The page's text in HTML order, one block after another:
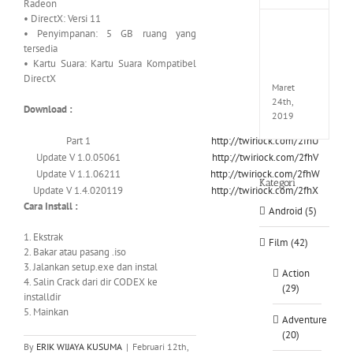
Radeon
• DirectX: Versi 11
• Penyimpanan: 5 GB ruang yang
tersedia
• Kartu Suara: Kartu Suara Kompatibel
DirectX
Download :
Part 1
http://twiriock.com/2fhU
Update V 1.0.05061
http://twiriock.com/2fhV
Update V 1.1.06211
http://twiriock.com/2fhW
Update V 1.4.020119
http://twiriock.com/2fhX
Cara Install :
1. Ekstrak
2. Bakar atau pasang .iso
3. Jalankan setup.exe dan instal
4. Salin Crack dari dir CODEX ke
installdir
5. Mainkan
By ERIK WIJAYA KUSUMA | Februari 12th,
Maret
24th,
2019
Kategori
Android (5)
Film (42)
Action
(29)
Adventure
(20)